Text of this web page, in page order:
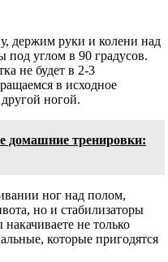
держим руки и колени над
углом в 90 градусов.
не будет в 2-3
в исходное
ногой.
домашние тренировки:
ног над полом,
но и стабилизаторы
не только
которые пригодятся